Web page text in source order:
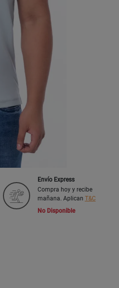
Envío Express
Compra hoy y recibe
mañana. Aplican T&C
No Disponible